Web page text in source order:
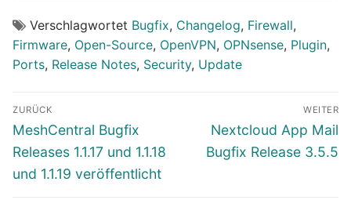
Verschlagwortet Bugfix, Changelog, Firewall,
Firmware, Open-Source, OpenVPN, OPNsense, Plugin,
Ports, Release Notes, Security, Update
Beitragsnavigation
ZURÜCK
Vorheriger
Beitrag:
MeshCentral Bugfix
Releases 1.1.17 und 1.1.18
und 1.1.19 veröffentlicht
WEITER
Nächster
Beitrag:
Nextcloud App Mail
Bugfix Release 3.5.5